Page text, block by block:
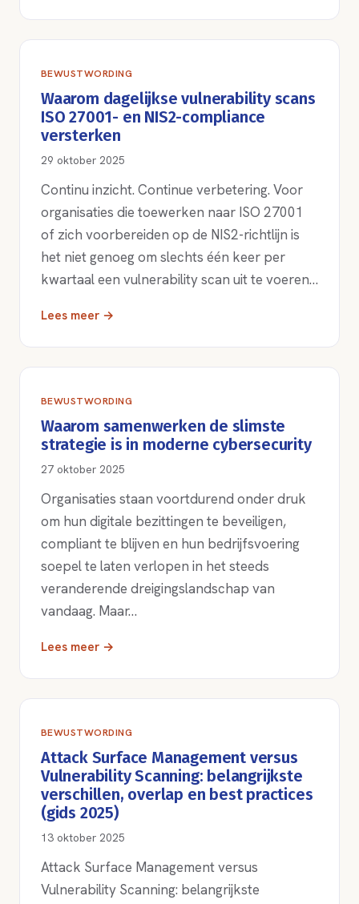
BEWUSTWORDING
Waarom dagelijkse vulnerability scans
ISO 27001- en NIS2-compliance
versterken
29 oktober 2025
Continu inzicht. Continue verbetering. Voor
organisaties die toewerken naar ISO 27001
of zich voorbereiden op de NIS2-richtlijn is
het niet genoeg om slechts één keer per
kwartaal een vulnerability scan uit te voeren…
Lees meer →
BEWUSTWORDING
Waarom samenwerken de slimste
strategie is in moderne cybersecurity
27 oktober 2025
Organisaties staan voortdurend onder druk
om hun digitale bezittingen te beveiligen,
compliant te blijven en hun bedrijfsvoering
soepel te laten verlopen in het steeds
veranderende dreigingslandschap van
vandaag. Maar…
Lees meer →
BEWUSTWORDING
Attack Surface Management versus
Vulnerability Scanning: belangrijkste
verschillen, overlap en best practices
(gids 2025)
13 oktober 2025
Attack Surface Management versus
Vulnerability Scanning: belangrijkste